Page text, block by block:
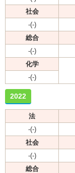
社会
-(-)
総合
-(-)
化学
-(-)
2022
法
-(-)
社会
-(-)
総合